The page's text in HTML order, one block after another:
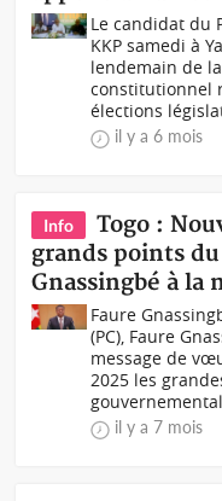
Le candidat du
KKP samedi à
lendemain de
constitutionnel
élections
il y a 6 mois
Info
Togo :
grands points
Gnassingbé à la
Faure
(PC), Faure
message de
2025 les
il y a 7 mois